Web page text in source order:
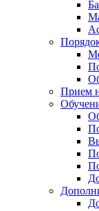
Прием